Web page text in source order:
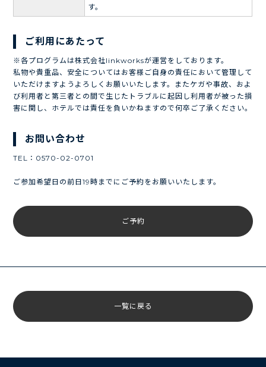
す。
ご利用にあたって
※各プログラムは株式会社linkworksが運営をしております。
私物や貴重品、安全についてはお客様ご自身の責任において管理して
いただけますようよろしくお願いいたします。またケガや事故、およ
び利用者と第三者との間で生じたトラブルに起因し利用者が被った損
害に関し、ホテルでは責任を負いかねますので何卒ご了承ください。
お問い合わせ
TEL：0570-02-0701
ご参加希望日の前日19時までにご予約をお願いいたします。
ご予約
一覧に戻る